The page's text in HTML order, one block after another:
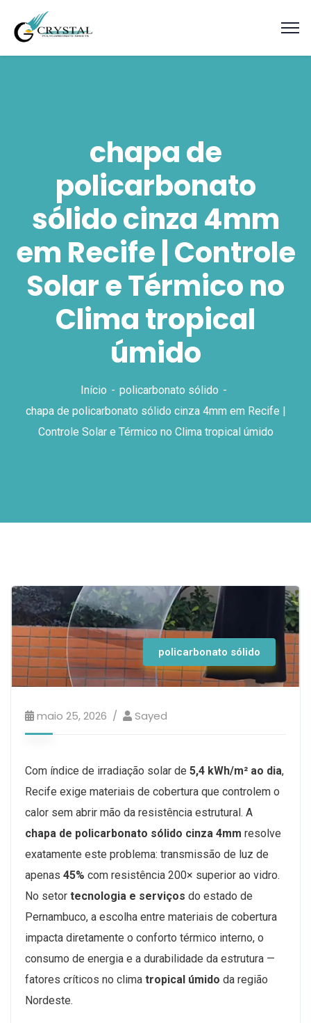
chapa de
policarbonato
sólido cinza 4mm
em Recife | Controle
Solar e Térmico no
Clima tropical
úmido
Início
policarbonato sólido
chapa de policarbonato sólido cinza 4mm em Recife |
Controle Solar e Térmico no Clima tropical úmido
policarbonato sólido
maio 25, 2026 Sayed
Com índice de irradiação solar de 5,4 kWh/m² ao dia,
Recife exige materiais de cobertura que controlem o
calor sem abrir mão da resistência estrutural. A
chapa de policarbonato sólido cinza 4mm resolve
exatamente este problema: transmissão de luz de
apenas 45% com resistência 200× superior ao vidro.
No setor tecnologia e serviços do estado de
Pernambuco, a escolha entre materiais de cobertura
impacta diretamente o conforto térmico interno, o
consumo de energia e a durabilidade da estrutura —
fatores críticos no clima tropical úmido da região
Nordeste.